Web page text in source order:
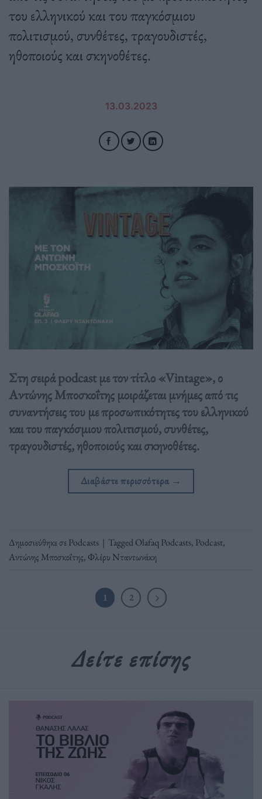
του ελληνικού και του παγκόσμιου
πολιτισμού, συνθέτες, τραγουδιστές,
ηθοποιούς και σκηνοθέτες.
13.03.2023
Στη σειρά podcast με τον τίτλο «Vintage», ο
Αντώνης Μποσκοΐτης μοιράζεται μνήμες από τις
συναντήσεις του με προσωπικότητες του ελληνικού
και του παγκόσμιου πολιτισμού, συνθέτες,
τραγουδιστές, ηθοποιούς και σκηνοθέτες.
Διαβάστε περισσότερα →
Δημοσιεύθηκε σεPodcasts | TaggedOlafaq Podcasts, Podcast,
Αντώνης Μποσκοΐτης, Φλέρυ Νταντωνάκη
1 2
Δείτε επίσης